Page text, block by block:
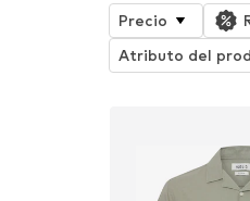
Precio
Atributo del